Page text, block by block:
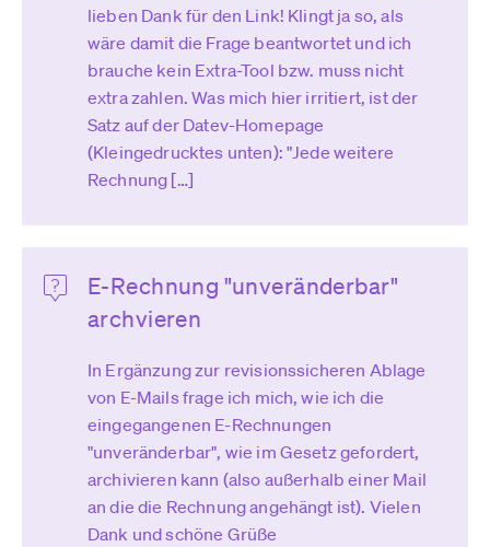
lieben Dank für den Link! Klingt ja so, als
wäre damit die Frage beantwortet und ich
brauche kein Extra-Tool bzw. muss nicht
extra zahlen. Was mich hier irritiert, ist der
Satz auf der Datev-Homepage
(Kleingedrucktes unten): "Jede weitere
Rechnung […]
E-Rechnung "unveränderbar"
archvieren
In Ergänzung zur revisionssicheren Ablage
von E-Mails frage ich mich, wie ich die
eingegangenen E-Rechnungen
"unveränderbar", wie im Gesetz gefordert,
archivieren kann (also außerhalb einer Mail
an die die Rechnung angehängt ist). Vielen
Dank und schöne Grüße